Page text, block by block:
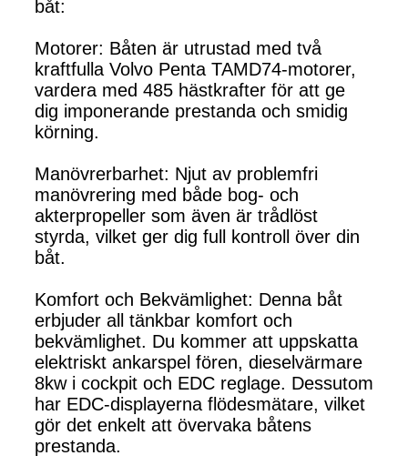
båt:
Motorer: Båten är utrustad med två
kraftfulla Volvo Penta TAMD74-motorer,
vardera med 485 hästkrafter för att ge
dig imponerande prestanda och smidig
körning.
Manövrerbarhet: Njut av problemfri
manövrering med både bog- och
akterpropeller som även är trådlöst
styrda, vilket ger dig full kontroll över din
båt.
Komfort och Bekvämlighet: Denna båt
erbjuder all tänkbar komfort och
bekvämlighet. Du kommer att uppskatta
elektriskt ankarspel fören, dieselvärmare
8kw i cockpit och EDC reglage. Dessutom
har EDC-displayerna flödesmätare, vilket
gör det enkelt att övervaka båtens
prestanda.